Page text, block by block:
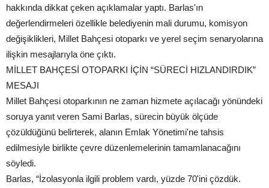
hakkında dikkat çeken açıklamalar yaptı. Barlas'ın
değerlendirmeleri özellikle belediyenin mali durumu, komisyon
değişiklikleri, Millet Bahçesi otoparkı ve yerel seçim senaryolarına
ilişkin mesajlarıyla öne çıktı.
MİLLET BAHÇESİ OTOPARKI İÇİN “SÜRECİ HIZLANDIRDIK”
MESAJI
Millet Bahçesi otoparkının ne zaman hizmete açılacağı yönündeki
soruya yanıt veren Sami Barlas, sürecin büyük ölçüde
çözüldüğünü belirterek, alanın Emlak Yönetimi'ne tahsis
edilmesiyle birlikte çevre düzenlemelerinin tamamlanacağını
söyledi.
Barlas, “İzolasyonla ilgili problem vardı, yüzde 70'ini çözdük.